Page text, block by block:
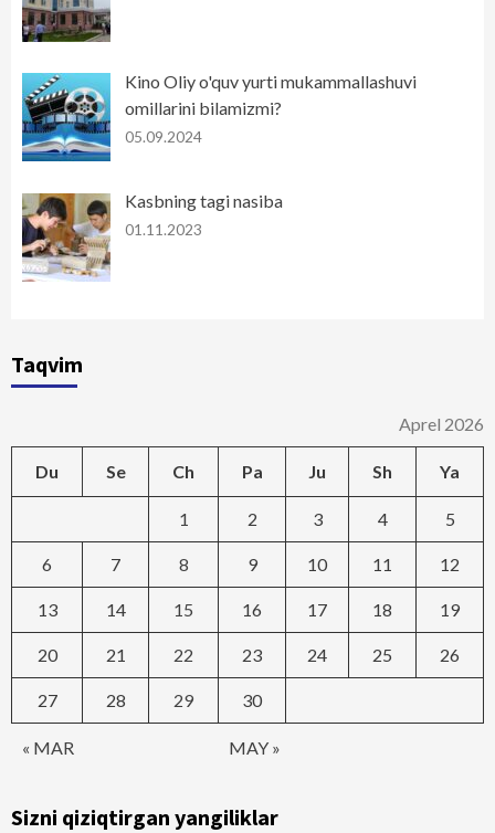
Kino Oliy o'quv yurti mukammallashuvi
omillarini bilamizmi?
05.09.2024
Kasbning tagi nasiba
01.11.2023
Taqvim
Aprel 2026
Du Se Ch Pa Ju Sh Ya
« MAR MAY »
1 2 3 4 5
6 7 8 9 10 11 12
13 14 15 16 17 18 19
20 21 22 23 24 25 26
27 28 29 30
Sizni qiziqtirgan yangiliklar